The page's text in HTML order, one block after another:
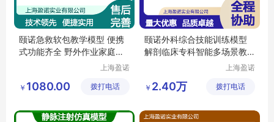
颐诺急救软包教学模型 便携
式功能齐全 野外作业家庭旅
上海盈诺
公司
￥ 1080.00 拨打电话
颐诺外科综合技能训练模型
解剖临床专科智能多场景教
上海盈诺
公司
￥ 2.40万 拨打电话